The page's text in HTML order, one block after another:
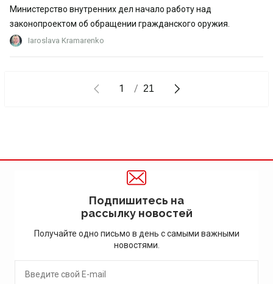
Министерство внутренних дел начало работу над
законопроектом об обращении гражданского оружия.
Iaroslava Kramarenko
1 21
Подпишитесь на
рассылку новостей
Получайте одно письмо в день с самыми важными
новостями.